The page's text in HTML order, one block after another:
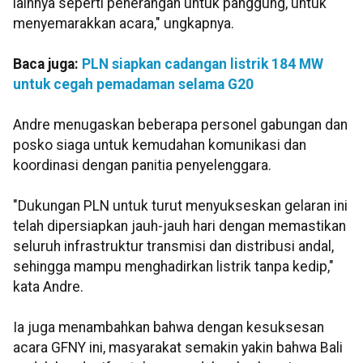
lainnya seperti penerangan untuk panggung, untuk
menyemarakkan acara," ungkapnya.
Baca juga: PLN siapkan cadangan listrik 184 MW
untuk cegah pemadaman selama G20
Andre menugaskan beberapa personel gabungan dan
posko siaga untuk kemudahan komunikasi dan
koordinasi dengan panitia penyelenggara.
"Dukungan PLN untuk turut menyukseskan gelaran ini
telah dipersiapkan jauh-jauh hari dengan memastikan
seluruh infrastruktur transmisi dan distribusi andal,
sehingga mampu menghadirkan listrik tanpa kedip,"
kata Andre.
Ia juga menambahkan bahwa dengan kesuksesan
acara GFNY ini, masyarakat semakin yakin bahwa Bali